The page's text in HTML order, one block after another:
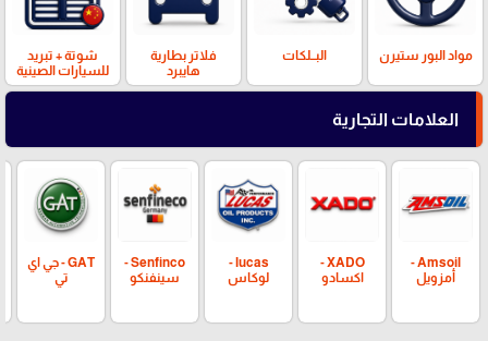
مواد البور ستيرن البــلكات
فلاتر بطارية
هايبرد
شوتة + تبريد
للسيارات الصينية
العلامات التجارية
Amsoil -
أمزويل
XADO -
اكسادو
lucas -
لوكاس
Senfinco -
سينفنكو
GAT - جي اي
تي